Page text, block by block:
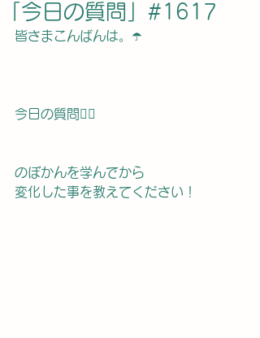
「今日の質問」#1617
皆さまこんばんは。☂️
今日の質問🙋‍♀️
のぼかんを学んでから
変化した事を教えてください！